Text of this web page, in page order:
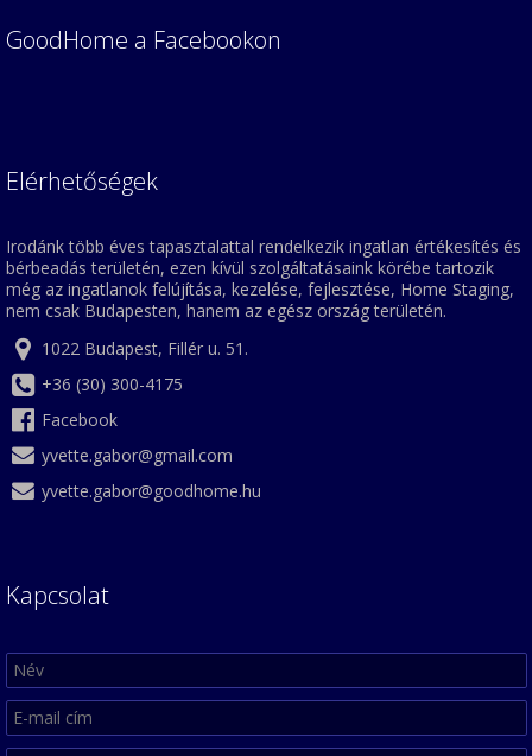
GoodHome a Facebookon
Elérhetőségek
Irodánk több éves tapasztalattal rendelkezik ingatlan értékesítés és
bérbeadás területén, ezen kívül szolgáltatásaink körébe tartozik
még az ingatlanok felújítása, kezelése, fejlesztése, Home Staging,
nem csak Budapesten, hanem az egész ország területén.
1022 Budapest, Fillér u. 51.
+36 (30) 300-4175
Facebook
yvette.gabor@gmail.com
yvette.gabor@goodhome.hu
Kapcsolat